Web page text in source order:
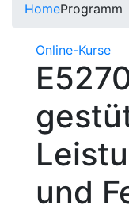
HomeProgramm
Online-Kurse
und